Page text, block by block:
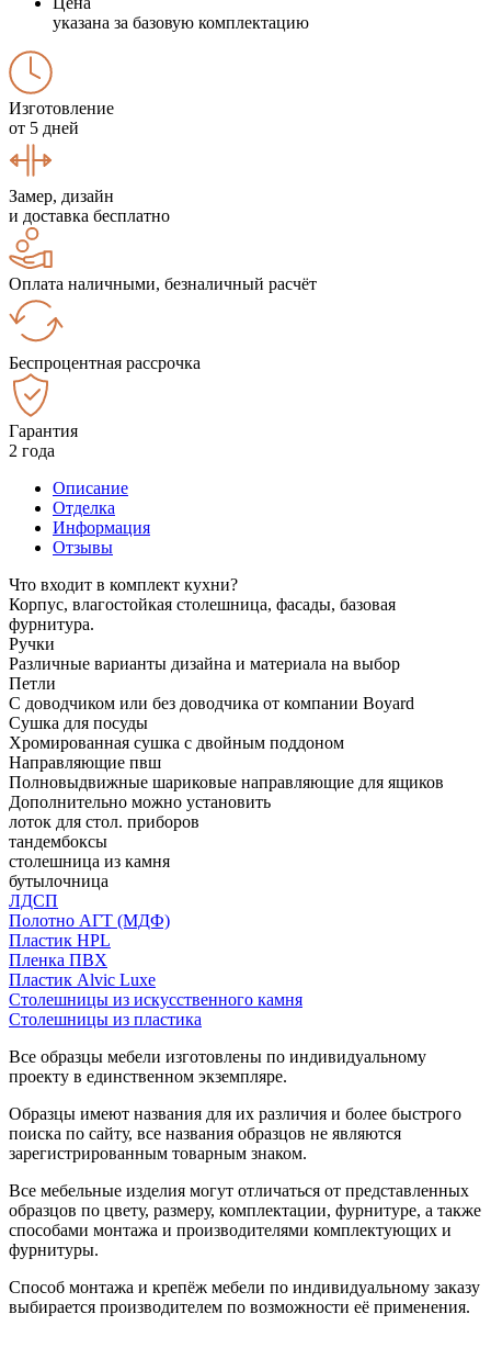
указана за базовую комплектацию
Изготовление
от 5 дней
Замер, дизайн
и доставка бесплатно
Оплата наличными, безналичный расчёт
Беспроцентная рассрочка
Гарантия
2 года
Описание
Отделка
Информация
Отзывы
Что входит в комплект кухни?
Корпус, влагостойкая столешница, фасады, базовая
фурнитура.
Ручки
Различные варианты дизайна и материала на выбор
Петли
С доводчиком или без доводчика от компании Boyard
Сушка для посуды
Хромированная сушка с двойным поддоном
Направляющие пвш
Полновыдвижные шариковые направляющие для ящиков
Дополнительно можно установить
лоток для стол. приборов
тандембоксы
столешница из камня
бутылочница
ЛДСП
Полотно АГТ (МДФ)
Пластик HPL
Пленка ПВХ
Пластик Alvic Luxe
Столешницы из искусственного камня
Столешницы из пластика
Все образцы мебели изготовлены по индивидуальному
проекту в единственном экземпляре.
Образцы имеют названия для их различия и более быстрого
поиска по сайту, все названия образцов не являются
зарегистрированным товарным знаком.
Все мебельные изделия могут отличаться от представленных
образцов по цвету, размеру, комплектации, фурнитуре, а также
способами монтажа и производителями комплектующих и
фурнитуры.
Способ монтажа и крепёж мебели по индивидуальному заказу
выбирается производителем по возможности её применения.